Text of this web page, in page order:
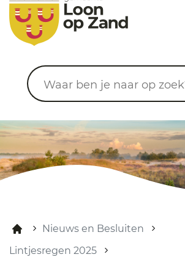
Waar ben je naar op zoek?
Nieuws en Besluiten
Lintjesregen 2025